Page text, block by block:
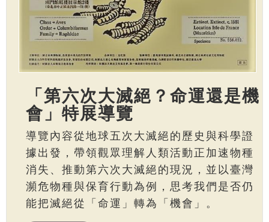
「第六次大滅絕？命運還是機
會」特展導覽
導覽內容從地球五次大滅絕的歷史與科學證
據出發，帶領觀眾理解人類活動正加速物種
消失、推動第六次大滅絕的現況，並以臺灣
瀕危物種與保育行動為例，思考我們是否仍
能把滅絕從「命運」轉為「機會」。